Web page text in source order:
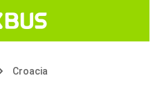
Croacia